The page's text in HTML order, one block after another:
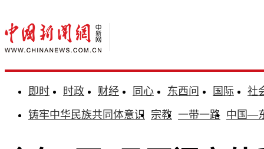
即时 时政 财经 同心 东西问 国际
社
铸牢中华民族共同体意识 宗教 一带一路 中国—